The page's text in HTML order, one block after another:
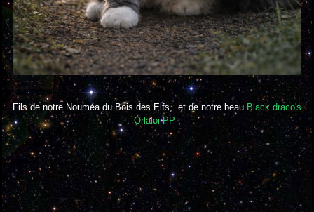
Fils de notre Nouméa du Bois des Elfs, et de notre beau Black draco's
Orlaloi PP ,